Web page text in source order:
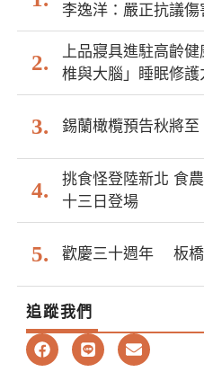
李逸洋：嚴正抗議傷
上品寢具進駐高齡
椎與大腦」睡眠修護
錫蘭橄欖預告秋將
挑食怪登陸新北 食
十三日登場
歡慶三十週年 板橋
追蹤我們
F
a
L
i
E
n